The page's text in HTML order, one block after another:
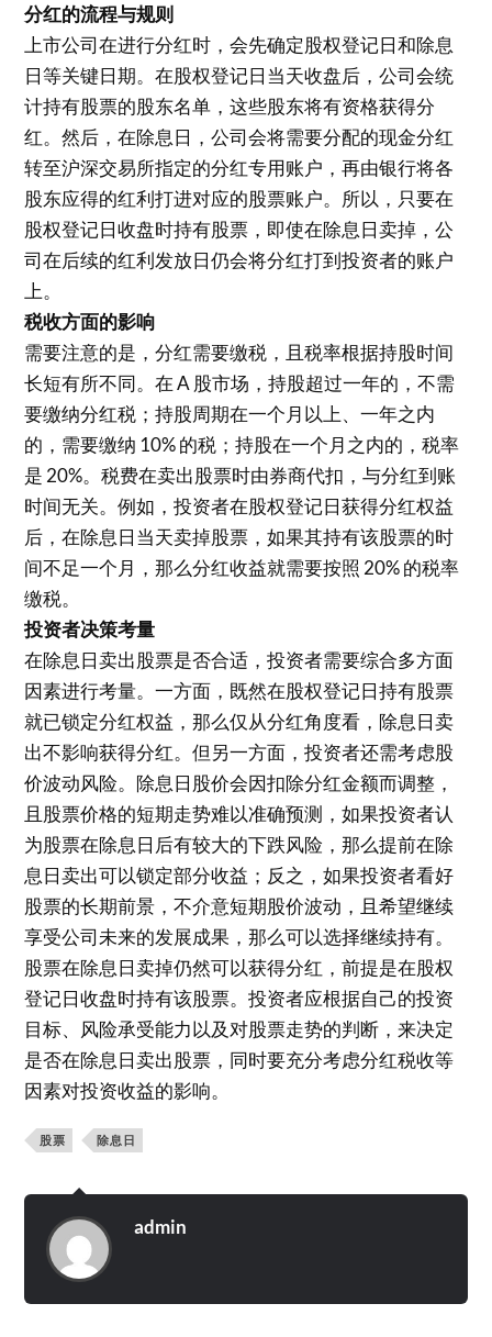
分红的流程与规则
上市公司在进行分红时，会先确定股权登记日和除息
日等关键日期。在股权登记日当天收盘后，公司会统
计持有股票的股东名单，这些股东将有资格获得分
红。然后，在除息日，公司会将需要分配的现金分红
转至沪深交易所指定的分红专用账户，再由银行将各
股东应得的红利打进对应的股票账户。所以，只要在
股权登记日收盘时持有股票，即使在除息日卖掉，公
司在后续的红利发放日仍会将分红打到投资者的账户
上。
税收方面的影响
需要注意的是，分红需要缴税，且税率根据持股时间
长短有所不同。在 A 股市场，持股超过一年的，不需
要缴纳分红税；持股周期在一个月以上、一年之内
的，需要缴纳 10% 的税；持股在一个月之内的，税率
是 20%。税费在卖出股票时由券商代扣，与分红到账
时间无关。例如，投资者在股权登记日获得分红权益
后，在除息日当天卖掉股票，如果其持有该股票的时
间不足一个月，那么分红收益就需要按照 20% 的税率
缴税。
投资者决策考量
在除息日卖出股票是否合适，投资者需要综合多方面
因素进行考量。一方面，既然在股权登记日持有股票
就已锁定分红权益，那么仅从分红角度看，除息日卖
出不影响获得分红。但另一方面，投资者还需考虑股
价波动风险。除息日股价会因扣除分红金额而调整，
且股票价格的短期走势难以准确预测，如果投资者认
为股票在除息日后有较大的下跌风险，那么提前在除
息日卖出可以锁定部分收益；反之，如果投资者看好
股票的长期前景，不介意短期股价波动，且希望继续
享受公司未来的发展成果，那么可以选择继续持有。
股票在除息日卖掉仍然可以获得分红，前提是在股权
登记日收盘时持有该股票。投资者应根据自己的投资
目标、风险承受能力以及对股票走势的判断，来决定
是否在除息日卖出股票，同时要充分考虑分红税收等
因素对投资收益的影响。
股票 除息日
admin